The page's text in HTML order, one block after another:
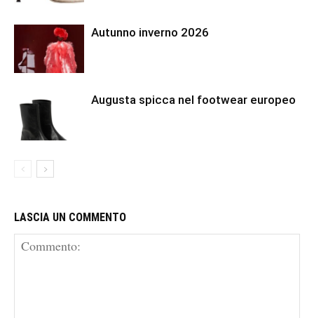
Autunno inverno 2026
Augusta spicca nel footwear europeo
LASCIA UN COMMENTO